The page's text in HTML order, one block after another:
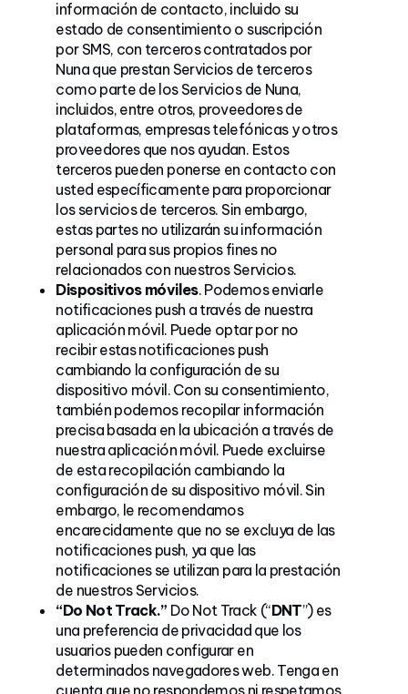
información de contacto, incluido su
estado de consentimiento o suscripción
por SMS, con terceros contratados por
Nuna que prestan Servicios de terceros
como parte de los Servicios de Nuna,
incluidos, entre otros, proveedores de
plataformas, empresas telefónicas y otros
proveedores que nos ayudan. Estos
terceros pueden ponerse en contacto con
usted específicamente para proporcionar
los servicios de terceros. Sin embargo,
estas partes no utilizarán su información
personal para sus propios fines no
relacionados con nuestros Servicios.
Dispositivos móviles. Podemos enviarle
notificaciones push a través de nuestra
aplicación móvil. Puede optar por no
recibir estas notificaciones push
cambiando la configuración de su
dispositivo móvil. Con su consentimiento,
también podemos recopilar información
precisa basada en la ubicación a través de
nuestra aplicación móvil. Puede excluirse
de esta recopilación cambiando la
configuración de su dispositivo móvil. Sin
embargo, le recomendamos
encarecidamente que no se excluya de las
notificaciones push, ya que las
notificaciones se utilizan para la prestación
de nuestros Servicios.
“Do Not Track.” Do Not Track (“DNT”) es
una preferencia de privacidad que los
usuarios pueden configurar en
determinados navegadores web. Tenga en
cuenta que no respondemos ni respetamos